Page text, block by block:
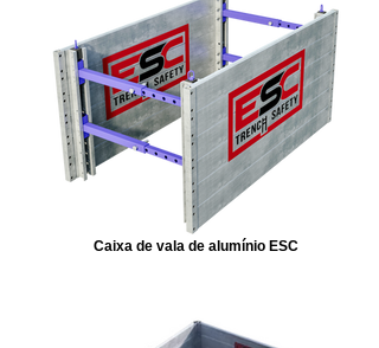
Caixa de vala de alumínio ESC